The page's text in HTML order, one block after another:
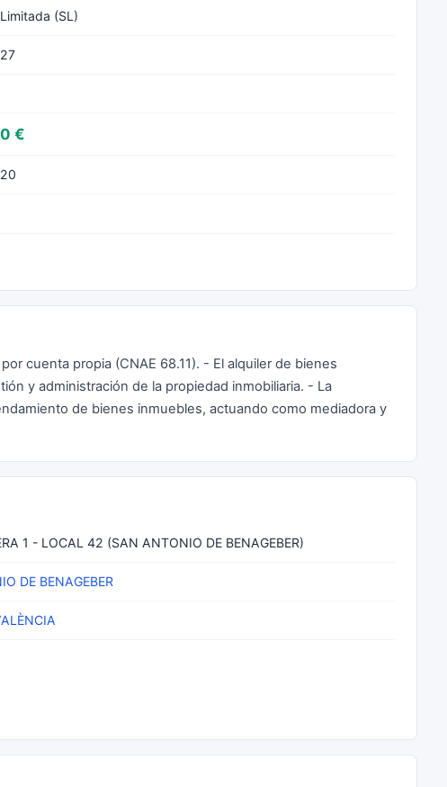
(SL)
€
cuenta propia (CNAE 68.11). - El alquiler de bienes
y administración de la propiedad inmobiliaria. - La
de bienes inmuebles, actuando como mediadora y
1 - LOCAL 42 (SAN ANTONIO DE BENAGEBER)
DE BENAGEBER